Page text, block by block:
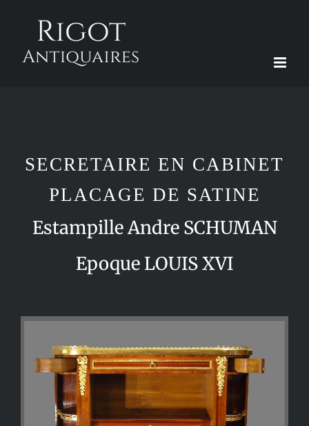
contenu
SECRETAIRE EN CABINET
PLACAGE DE SATINE
Estampille Andre SCHUMAN
Epoque LOUIS XVI